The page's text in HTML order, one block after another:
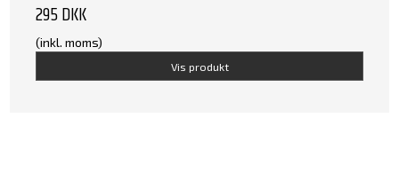
295 DKK
(inkl. moms)
Vis produkt